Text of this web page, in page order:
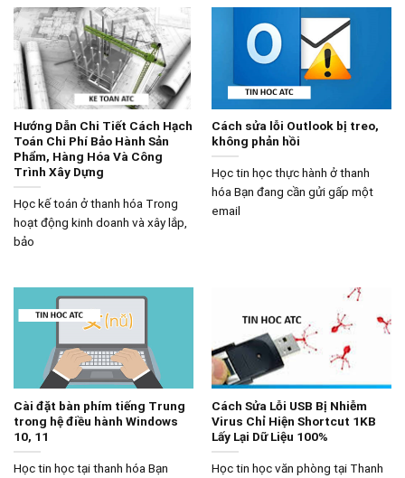
Hướng Dẫn Chi Tiết Cách Hạch
Toán Chi Phí Bảo Hành Sản
Phẩm, Hàng Hóa Và Công
Trình Xây Dựng
Học kế toán ở thanh hóa Trong
hoạt động kinh doanh và xây lắp,
bảo
Cách sửa lỗi Outlook bị treo,
không phản hồi
Học tin học thực hành ở thanh
hóa Bạn đang cần gửi gấp một
email
Cài đặt bàn phím tiếng Trung
trong hệ điều hành Windows
10, 11
Học tin học tại thanh hóa Bạn
Cách Sửa Lỗi USB Bị Nhiễm
Virus Chỉ Hiện Shortcut 1KB
Lấy Lại Dữ Liệu 100%
Học tin học văn phòng tại Thanh